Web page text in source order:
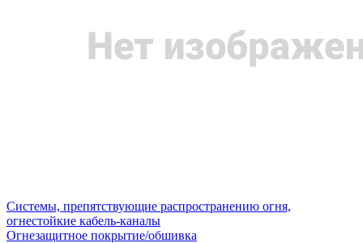
Системы, препятствующие распространению огня,
огнестойкие кабель-каналы
Огнезащитное покрытие/обшивка